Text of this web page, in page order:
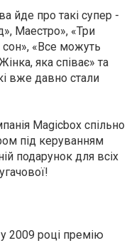
йде про такі супер -
Маестро», «Три
«Все можуть
яка співає» та
вже давно стали
Magicbox спільно
під керуванням
подарунок для всіх
2009 році премію